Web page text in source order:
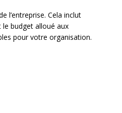
l’entreprise. Cela inclut
le budget alloué aux
pour votre organisation.